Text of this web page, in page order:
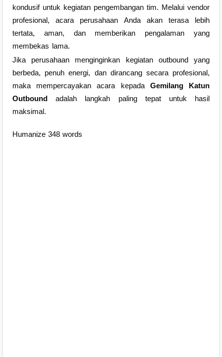
kondusif untuk kegiatan pengembangan tim. Melalui vendor
profesional, acara perusahaan Anda akan terasa lebih
tertata, aman, dan memberikan pengalaman yang
membekas lama.
Jika perusahaan menginginkan kegiatan outbound yang
berbeda, penuh energi, dan dirancang secara profesional,
maka mempercayakan acara kepada Gemilang Katun
Outboundadalah langkah paling tepat untuk hasil
maksimal.
Humanize 348 words